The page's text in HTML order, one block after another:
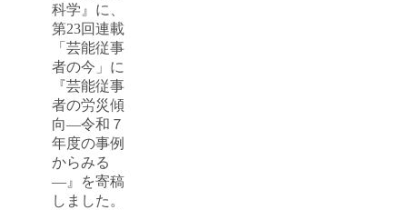
科学』に、
第23回連載
「芸能従事
者の今」に
『芸能従事
者の労災傾
向―令和７
年度の事例
からみる
―』を寄稿
しました。